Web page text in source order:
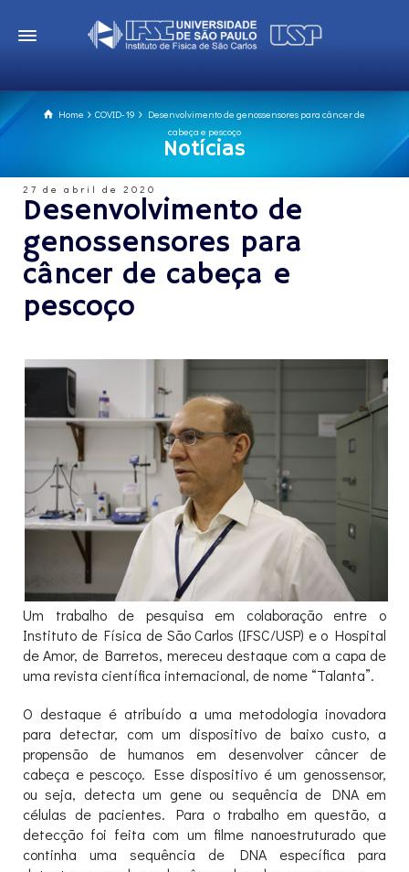
Home COVID-19
Desenvolvimento de genossensores para câncer de
cabeça e pescoço
Notícias
27 de abril de 2020
Desenvolvimento de
genossensores para
câncer de cabeça e
pescoço
Um trabalho de pesquisa em colaboração entre o
Instituto de Física de São Carlos (IFSC/USP) e o Hospital
de Amor, de Barretos, mereceu destaque com a capa de
uma revista científica internacional, de nome “Talanta”.
O destaque é atribuído a uma metodologia inovadora
para detectar, com um dispositivo de baixo custo, a
propensão de humanos em desenvolver câncer de
cabeça e pescoço. Esse dispositivo é um genossensor,
ou seja, detecta um gene ou sequência de DNA em
células de pacientes. Para o trabalho em questão, a
detecção foi feita com um filme nanoestruturado que
continha uma sequência de DNA específica para